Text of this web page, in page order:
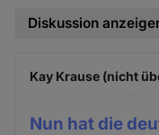
Diskussion
Kay Krause (nicht
Nun hat die